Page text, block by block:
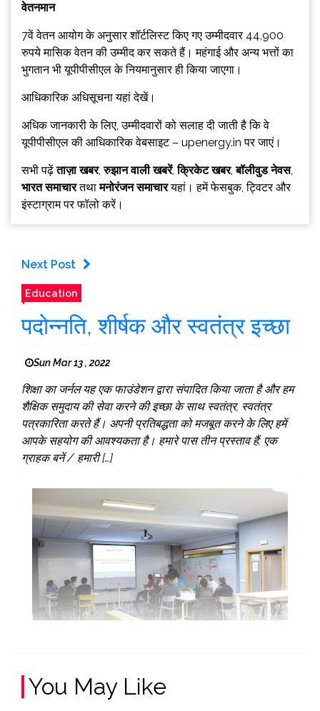
वेतनमान
7वें वेतन आयोग के अनुसार शॉर्टलिस्ट किए गए उम्मीदवार 44,900
रुपये मासिक वेतन की उम्मीद कर सकते हैं। महंगाई और अन्य भत्तों का
भुगतान भी यूपीपीसीएल के नियमानुसार ही किया जाएगा।
आधिकारिक अधिसूचना यहां देखें।
अधिक जानकारी के लिए, उम्मीदवारों को सलाह दी जाती है कि वे
यूपीपीसीएल की आधिकारिक वेबसाइट – upenergy.in पर जाएं।
सभी पढ़ेंताज़ा खबर,रुझान वाली खबरें,क्रिकेट खबर,बॉलीवुड नेवस,
भारत समाचारतथामनोरंजन समाचारयहां। हमें फेसबुक, ट्विटर और
इंस्टाग्राम पर फॉलो करें।
Next Post
Education
पदोन्नति, शीर्षक और स्वतंत्र इच्छा
Sun Mar 13 , 2022
शिक्षा का जर्नल यह एक फाउंडेशन द्वारा संपादित किया जाता है और हम
शैक्षिक समुदाय की सेवा करने की इच्छा के साथ स्वतंत्र, स्वतंत्र
पत्रकारिता करते हैं। अपनी प्रतिबद्धता को मजबूत करने के लिए हमें
आपके सहयोग की आवश्यकता है। हमारे पास तीन प्रस्ताव हैं: एक
ग्राहक बनें / हमारी […]
You May Like